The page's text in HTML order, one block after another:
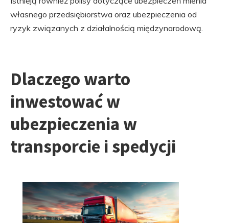
własnego przedsiębiorstwa oraz ubezpieczenia od
ryzyk związanych z działalnością międzynarodową.
Dlaczego warto
inwestować w
ubezpieczenia w
transporcie i spedycji